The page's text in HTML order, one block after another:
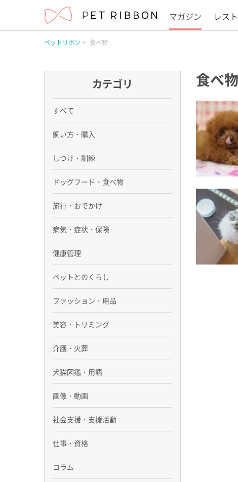
マガジン レス
ペットリボン 食べ物
食べ物
カテゴリ
すべて
飼い方・購入
しつけ・訓練
ドッグフード・食べ物
旅行・おでかけ
病気・症状・保険
健康管理
ペットとのくらし
ファッション・用品
美容・トリミング
介護・火葬
犬猫図鑑・用語
画像・動画
社会支援・支援活動
仕事・資格
コラム